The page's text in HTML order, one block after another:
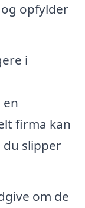
opfylder
i
firma kan
slipper
om de